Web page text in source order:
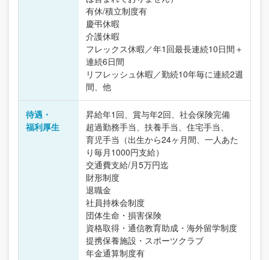
有休/積立制度有
慶弔休暇
介護休暇
フレックス休暇／年1回最長連続10日間＋
連続6日間
リフレッシュ休暇／勤続10年毎に連続2週
間、他
待遇・
福利厚生
昇給年1回、賞与年2回、社会保険完備
超過勤務手当、扶養手当、住宅手当、
育児手当（出生から24ヶ月間、一人あた
り毎月1000円支給）
交通費支給/月5万円迄
財形制度
退職金
社員持株会制度
団体生命・損害保険
資格取得・通信教育助成・海外留学制度
提携保養施設・スポーツクラブ
年金通算制度有